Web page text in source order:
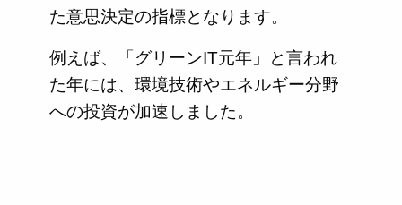
た意思決定の指標となります。
例えば、「グリーンIT元年」と言われ
た年には、環境技術やエネルギー分野
への投資が加速しました。